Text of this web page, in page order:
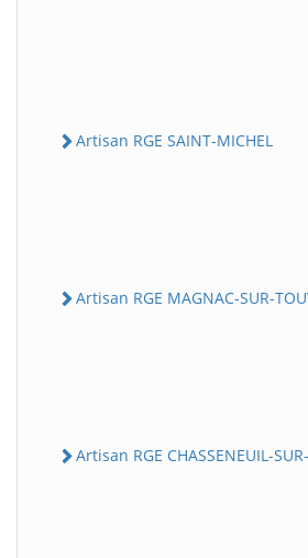
Artisan RGE SAINT-MICHEL
Artisan RGE MAGNAC-SUR-
Artisan RGE CHASSENEUIL-